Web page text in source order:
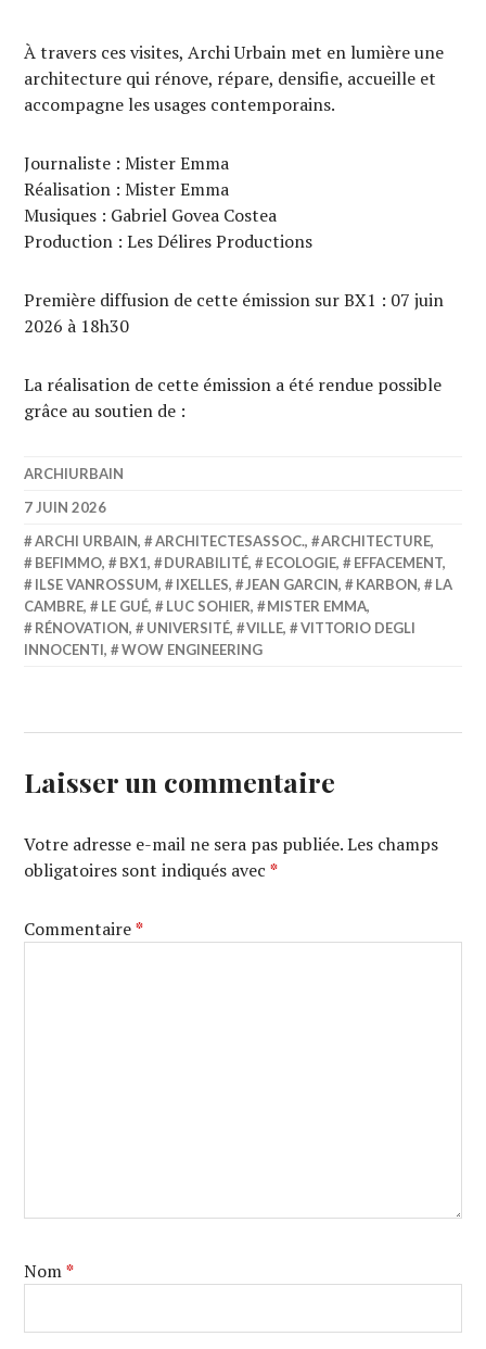
À travers ces visites, Archi Urbain met en lumière une
architecture qui rénove, répare, densifie, accueille et
accompagne les usages contemporains.
Journaliste : Mister Emma
Réalisation : Mister Emma
Musiques : Gabriel Govea Costea
Production : Les Délires Productions
Première diffusion de cette émission sur BX1 : 07 juin
2026 à 18h30
La réalisation de cette émission a été rendue possible
grâce au soutien de :
ARCHIURBAIN
7 JUIN 2026
ARCHI URBAIN, ARCHITECTESASSOC., ARCHITECTURE,
BEFIMMO, BX1, DURABILITÉ, ECOLOGIE, EFFACEMENT,
ILSE VANROSSUM, IXELLES, JEAN GARCIN, KARBON,
LA
CAMBRE, LE GUÉ, LUC SOHIER, MISTER EMMA,
RÉNOVATION, UNIVERSITÉ, VILLE,
VITTORIO DEGLI
INNOCENTI, WOW ENGINEERING
Laisser un commentaire
Votre adresse e-mail ne sera pas publiée. Les champs
obligatoires sont indiqués avec*
Commentaire*
Nom*